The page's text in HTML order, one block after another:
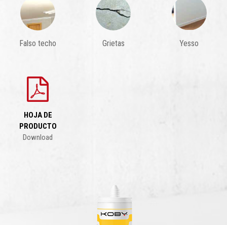
Falso techo Grietas Yesso
HOJA DE
PRODUCTO
Download